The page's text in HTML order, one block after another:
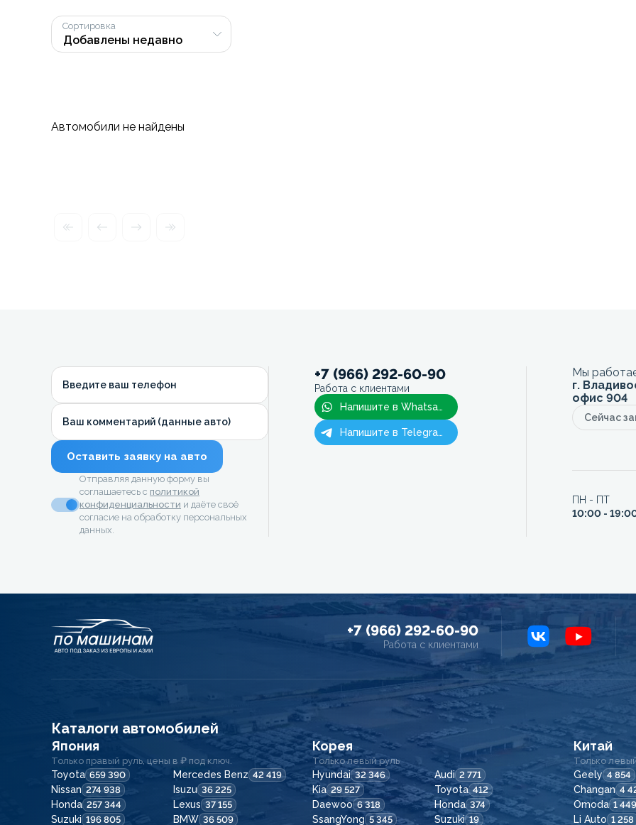
Сортировка
Автомобили не найдены
Введите ваш телефон
Ваш комментарий (данные авто)
Оставить заявку на авто
Отправляя данную форму вы
соглашаетесь с политикой
конфиденциальности и даёте своё
согласие на обработку персональных
данных.
+7 (966) 292-60-90
Работа с клиентами
Напишите в Whatsapp
Напишите в Telegram
Мы
г.
офис 904
Сейчас
ПН - ПТ
10:00 -
+7 (966) 292-60-90
Работа с клиентами
Каталоги автомобилей
Япония
Только правый руль, цены в ₽ под ключ.
Toyota 659 390 Mercedes Benz 42 419
Nissan 274 938 Isuzu 36 225
Honda 257 344 Lexus 37 155
Suzuki 196 805 BMW 36 509
Корея
Только левый руль
Hyundai 32 346 Audi 2 771
Kia 29 527 Toyota 412
Daewoo 6 318 Honda 374
SsangYong 5 345 Suzuki 19
Китай
Только
Geely 4 854
Changan 4
Omoda 1 449
Li Auto 1 258